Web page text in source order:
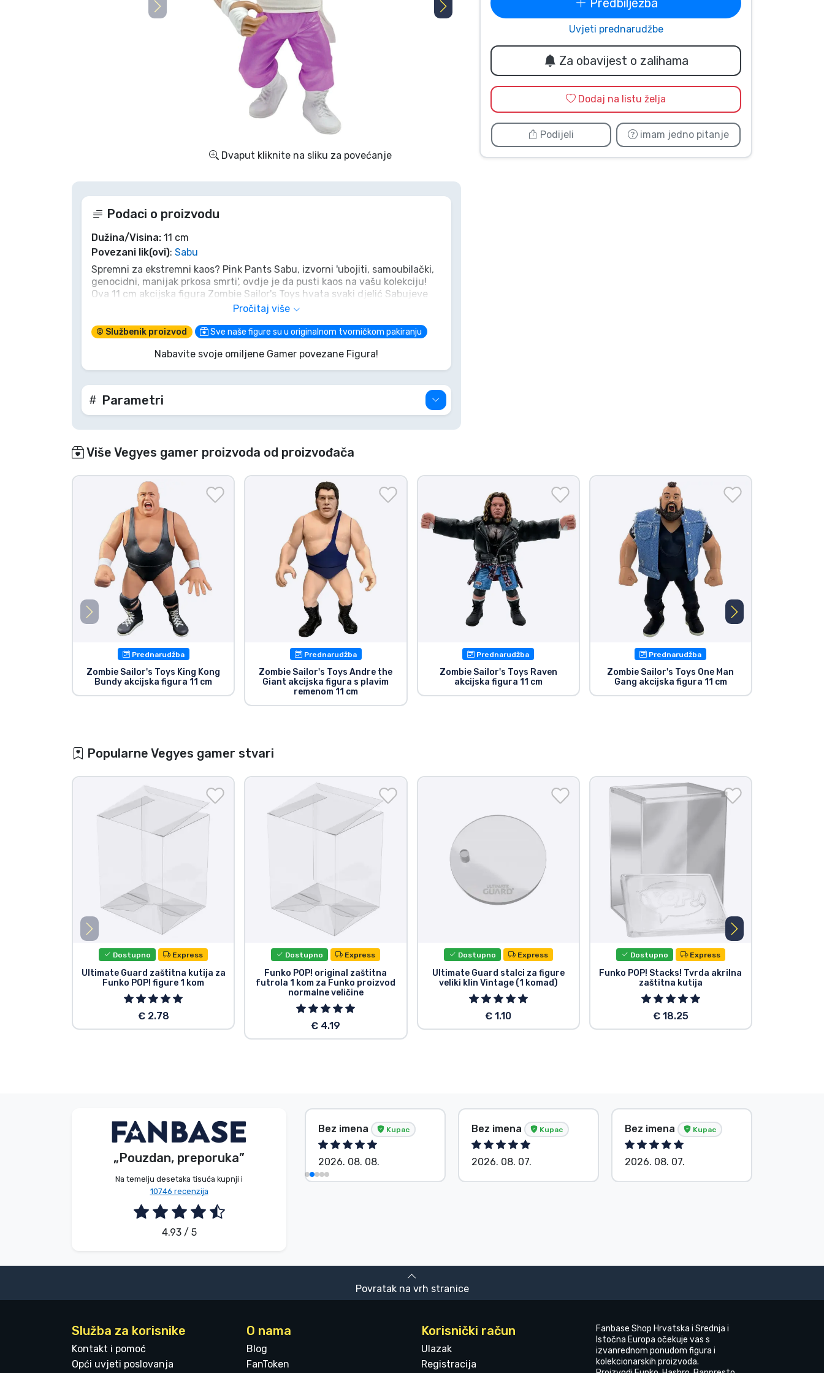
Dvaput kliknite na sliku za povećanje
Predbilježba
Uvjeti prednarudžbe
Za obavijest o zalihama
Dodaj na listu želja
Podijeli imam jedno pitanje
Podaci o proizvodu
Dužina/Visina: 11 cm
Povezani lik(ovi): Sabu
Spremni za ekstremni kaos? Pink Pants Sabu, izvorni 'ubojiti, samoubilački,
genocidni, manijak prkosa smrti', ovdje je da pusti kaos na vašu kolekciju!
Ova 11 cm akcijska figura Zombie Sailor's Toys hvata svaki djelić Sabujeve
legendarne nepredvidivosti. Ne budite 'mark', zgrabite ovu ikonu hardcore
Pročitaj više
© Službenik proizvod Sve naše figure su u originalnom tvorničkom pakiranju
Nabavite svoje omiljene Gamer povezane Figura!
Parametri
Više Vegyes gamer proizvoda od proizvođača
Prednarudžba
Zombie Sailor's Toys King Kong
Bundy akcijska figura 11 cm
Prednarudžba
Zombie Sailor's Toys Andre the
Giant akcijska figura s plavim
remenom 11 cm
Prednarudžba
Zombie Sailor's Toys Raven
akcijska figura 11 cm
Prednarudžba
Zombie Sailor's Toys One Man
Gang akcijska figura 11 cm
Popularne Vegyes gamer stvari
Dostupno Express
Ultimate Guard zaštitna kutija za
Funko POP! figure 1 kom
€ 2.78
Dostupno Express
Funko POP! original zaštitna
futrola 1 kom za Funko proizvod
normalne veličine
€ 4.19
Dostupno Express
Ultimate Guard stalci za figure
veliki klin Vintage (1 komad)
€ 1.10
Dostupno Express
Funko POP! Stacks! Tvrda akrilna
zaštitna kutija
€ 18.25
„Pouzdan, preporuka”
Na temelju desetaka tisuća kupnji i
10746 recenzija
4.93 / 5
Dávid Sulyok Kupac
2026. 08. 08.
Bez imena Kupac
2026. 08. 08.
Bez imena Kupac
2026. 08. 07.
Bez imena Kupac
2026. 08. 07.
Povratak na vrh stranice
Služba za korisnike
Kontakt i pomoć
Opći uvjeti poslovanja
O nama
Blog
FanToken
Korisnički račun
Ulazak
Registracija
Fanbase Shop Hrvatska i Srednja i
Istočna Europa očekuje vas s
izvanrednom ponudom figura i
kolekcionarskih proizvoda.
Sportski proizvodi
Glazbeni proizvodi
Vrste proizvoda